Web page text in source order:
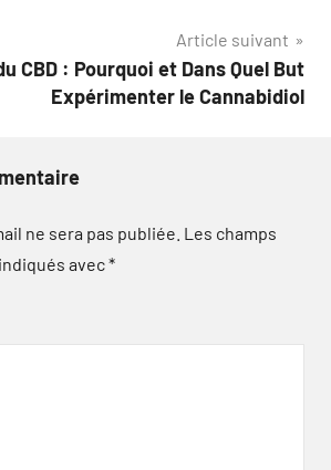
Article suivant
CBD : Pourquoi et Dans Quel But
Expérimenter le Cannabidiol
ne sera pas publiée. Les champs
avec*